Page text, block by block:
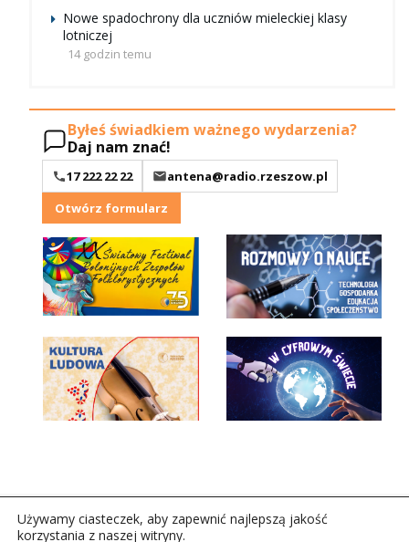
Nowe spadochrony dla uczniów mieleckiej klasy
lotniczej
14 godzin temu
Byłeś świadkiem ważnego wydarzenia?
Daj nam znać!
17 222 22 22
antena@radio.rzeszow.pl
Otwórz formularz
Używamy ciasteczek, aby zapewnić najlepszą jakość
korzystania z naszej witryny.